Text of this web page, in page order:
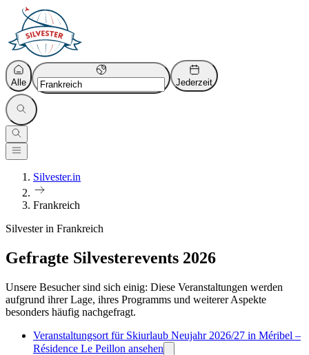
Alle Jederzeit
Silvester.in
Frankreich
Silvester in Frankreich
Gefragte Silvesterevents 2026
Unsere Besucher sind sich einig: Diese Veranstaltungen werden
aufgrund ihrer Lage, ihres Programms und weiterer Aspekte
besonders häufig nachgefragt.
Veranstaltungsort für Skiurlaub Neujahr 2026/27 in Méribel –
Résidence Le Peillon ansehen